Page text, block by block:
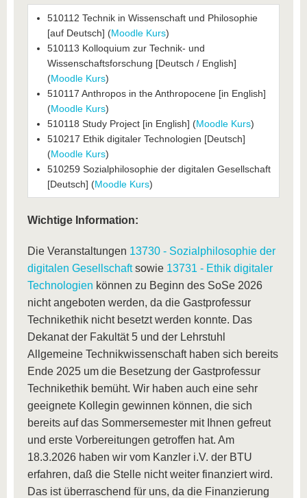
510112 Technik in Wissenschaft und Philosophie
[auf Deutsch] (Moodle Kurs)
510113 Kolloquium zur Technik- und
Wissenschaftsforschung [Deutsch / English]
(Moodle Kurs)
510117 Anthropos in the Anthropocene [in English]
(Moodle Kurs)
510118 Study Project [in English] (Moodle Kurs)
510217 Ethik digitaler Technologien [Deutsch]
(Moodle Kurs)
510259 Sozialphilosophie der digitalen Gesellschaft
[Deutsch] (Moodle Kurs)
Wichtige Information:
Die Veranstaltungen 13730 - Sozialphilosophie der
digitalen Gesellschaftsowie 13731 - Ethik digitaler
Technologien können zu Beginn des SoSe 2026
nicht angeboten werden, da die Gastprofessur
Technikethik nicht besetzt werden konnte. Das
Dekanat der Fakultät 5 und der Lehrstuhl
Allgemeine Technikwissenschaft haben sich bereits
Ende 2025 um die Besetzung der Gastprofessur
Technikethik bemüht. Wir haben auch eine sehr
geeignete Kollegin gewinnen können, die sich
bereits auf das Sommersemester mit Ihnen gefreut
und erste Vorbereitungen getroffen hat. Am
18.3.2026 haben wir vom Kanzler i.V. der BTU
erfahren, daß die Stelle nicht weiter finanziert wird.
Das ist überraschend für uns, da die Finanzierung